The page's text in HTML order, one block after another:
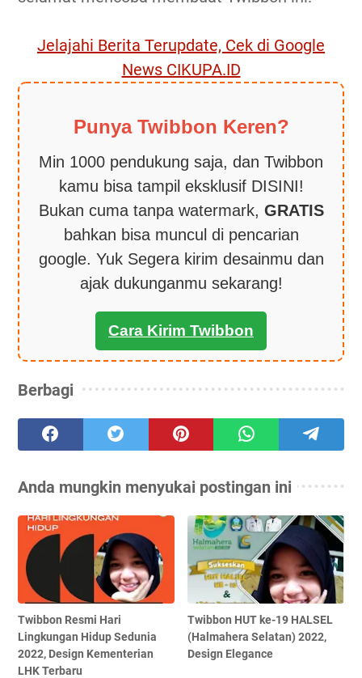
Jelajahi Berita Terupdate, Cek di Google
News CIKUPA.ID
Punya Twibbon Keren?
Min 1000 pendukung saja, dan Twibbon
kamu bisa tampil eksklusif DISINI!
Bukan cuma tanpa watermark, GRATIS
bahkan bisa muncul di pencarian
google. Yuk Segera kirim desainmu dan
ajak dukunganmu sekarang!
Cara Kirim Twibbon
Berbagi
Anda mungkin menyukai postingan ini
Twibbon Resmi Hari
Lingkungan Hidup Sedunia
2022, Design Kementerian
LHK Terbaru
Twibbon HUT ke-19 HALSEL
(Halmahera Selatan) 2022,
Design Elegance